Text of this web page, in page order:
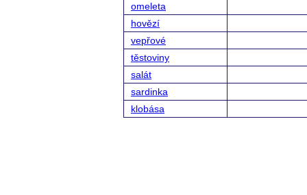
omeleta
hovězí
vepřové
těstoviny
salát
sardinka
klobása